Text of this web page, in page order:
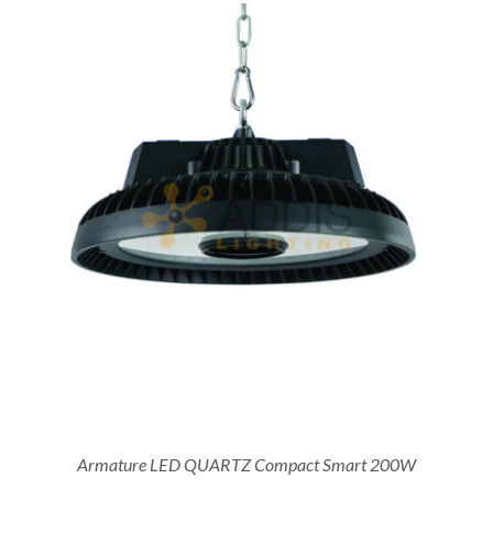
Armature LED QUARTZ Compact Smart 200W